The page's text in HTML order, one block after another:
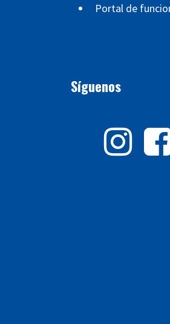
Portal de
Síguenos